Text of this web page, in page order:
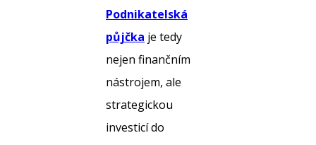
Podnikatelská
půjčka je tedy
nejen finančním
nástrojem, ale
strategickou
investicí do